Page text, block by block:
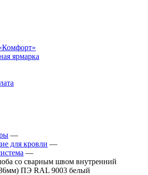
ярмарка
—
для кровли —
—
со сварным швом внутренний
ПЭ RAL 9003 белый